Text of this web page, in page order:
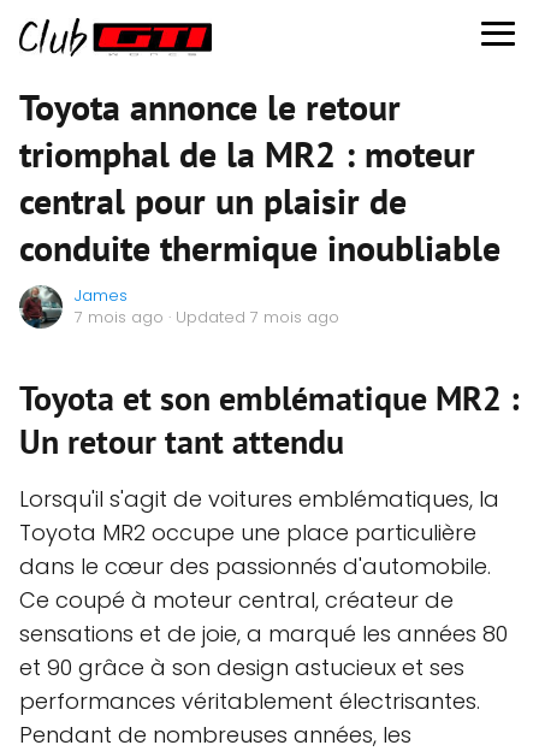
Toyota annonce le retour
triomphal de la MR2 : moteur
central pour un plaisir de
conduite thermique inoubliable
James
7 mois ago · Updated 7 mois ago
Toyota et son emblématique MR2 :
Un retour tant attendu
Lorsqu'il s'agit de voitures emblématiques, la
Toyota MR2 occupe une place particulière
dans le cœur des passionnés d'automobile.
Ce coupé à moteur central, créateur de
sensations et de joie, a marqué les années 80
et 90 grâce à son design astucieux et ses
performances véritablement électrisantes.
Pendant de nombreuses années, les